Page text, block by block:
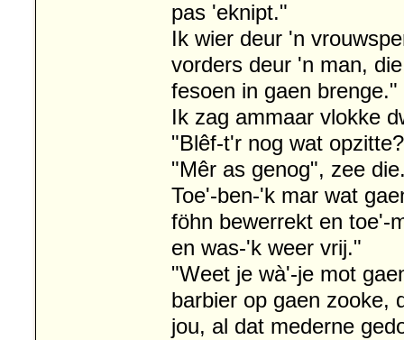
pas 'eknipt."
Ik wier deur 'n
vorders deur 'n man,
fesoen in gaen brenge."
Ik zag ammaar vlokke
"Blêf-t'r nog wat
"Mêr as genog", zee
Toe'-ben-'k mar wat
föhn bewerrekt en toe'-
en was-'k weer vrij."
"Weet je wà'-je mot
barbier op gaen zooke,
jou, al dat mederne